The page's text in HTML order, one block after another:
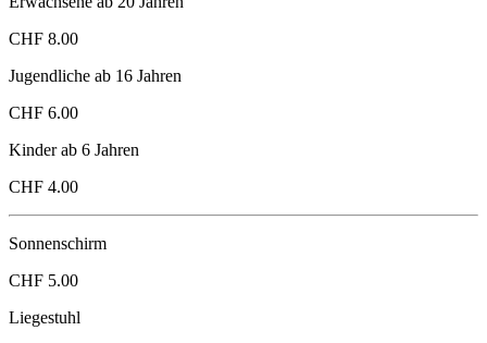
CHF 8.00
Jugendliche ab 16 Jahren
CHF 6.00
Kinder ab 6 Jahren
CHF 4.00
Sonnenschirm
CHF 5.00
Liegestuhl